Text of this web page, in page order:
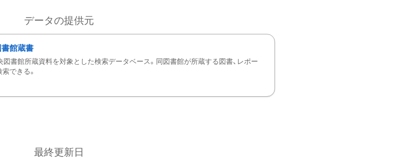
データの提供元
館蔵書
書館所蔵資料を対象とした検索データベース。同図書館が所蔵する図書、レポー
索できる。
最終更新日